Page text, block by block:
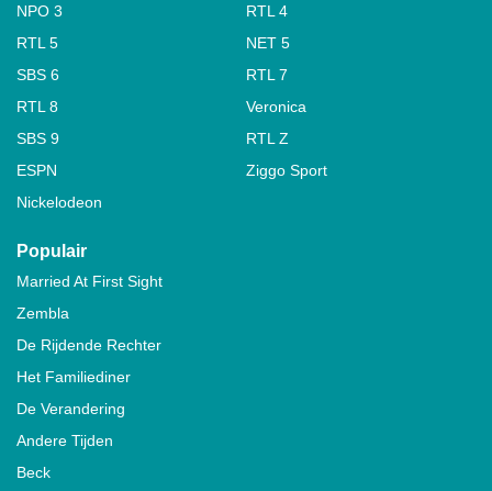
NPO 3
RTL 4
RTL 5
NET 5
SBS 6
RTL 7
RTL 8
Veronica
SBS 9
RTL Z
ESPN
Ziggo Sport
Nickelodeon
Populair
Married At First Sight
Zembla
De Rijdende Rechter
Het Familiediner
De Verandering
Andere Tijden
Beck